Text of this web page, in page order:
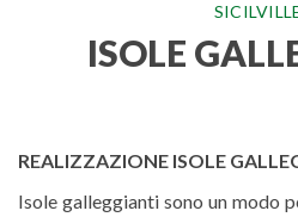
ISOLE
REALIZZAZIONE ISOLE
Isole galleggianti sono un modo